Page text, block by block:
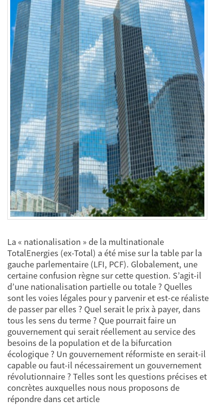
La « nationalisation » de la multinationale
TotalEnergies (ex-Total) a été mise sur la table par la
gauche parlementaire (LFI, PCF). Globalement, une
certaine confusion règne sur cette question. S’agit-il
d’une nationalisation partielle ou totale ? Quelles
sont les voies légales pour y parvenir et est-ce réaliste
de passer par elles ? Quel serait le prix à payer, dans
tous les sens du terme ? Que pourrait faire un
gouvernement qui serait réellement au service des
besoins de la population et de la bifurcation
écologique ? Un gouvernement réformiste en serait-il
capable ou faut-il nécessairement un gouvernement
révolutionnaire ? Telles sont les questions précises et
concrètes auxquelles nous nous proposons de
répondre dans cet article